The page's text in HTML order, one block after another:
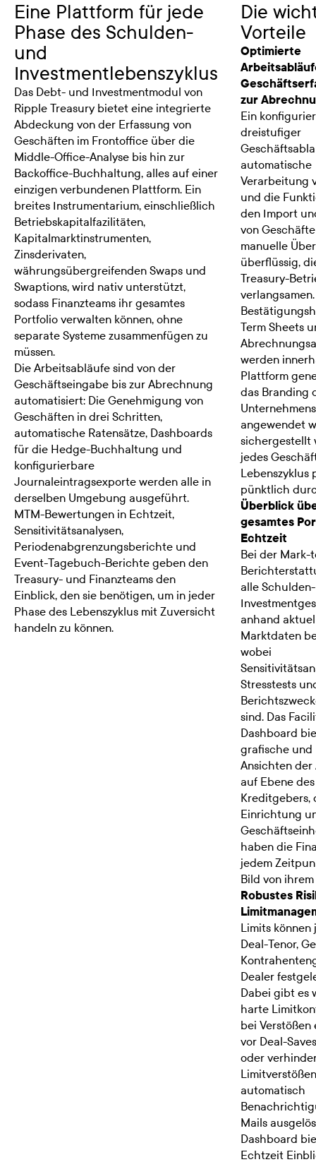
Eine Plattform für jede
Phase des Schulden-
und
Investmentlebenszyklus
Das Debt- und Investmentmodul von
Ripple Treasury bietet eine integrierte
Abdeckung von der Erfassung von
Geschäften im Frontoffice über die
Middle-Office-Analyse bis hin zur
Backoffice-Buchhaltung, alles auf einer
einzigen verbundenen Plattform. Ein
breites Instrumentarium, einschließlich
Betriebskapitalfazilitäten,
Kapitalmarktinstrumenten,
Zinsderivaten,
währungsübergreifenden Swaps und
Swaptions, wird nativ unterstützt,
sodass Finanzteams ihr gesamtes
Portfolio verwalten können, ohne
separate Systeme zusammenfügen zu
müssen.
Die Arbeitsabläufe sind von der
Geschäftseingabe bis zur Abrechnung
automatisiert: Die Genehmigung von
Geschäften in drei Schritten,
automatische Ratensätze, Dashboards
für die Hedge-Buchhaltung und
konfigurierbare
Journaleintragsexporte werden alle in
derselben Umgebung ausgeführt.
MTM-Bewertungen in Echtzeit,
Sensitivitätsanalysen,
Periodenabgrenzungsberichte und
Event-Tagebuch-Berichte geben den
Treasury- und Finanzteams den
Einblick, den sie benötigen, um in jeder
Phase des Lebenszyklus mit Zuversicht
handeln zu können.
Die
Vorteile
Optimierte
zur
Ein
dreistufiger
automatische
Verarbeitung
und die
den Import
von
manuelle
überflüssig,
Treasury-
verlangsamen.
Term Sheets
werden
Plattform
das Branding
Unternehmens
angewendet
sichergestellt
jedes
Lebenszyklus
pünktlich
Überblick
gesamtes
Echtzeit
Bei der Mark-
alle
anhand
Marktdaten
wobei
Stresstests
sind. Das
Dashboard
grafische
Ansichten der
auf Ebene des
Kreditgebers,
Einrichtung
haben die
jedem
Bild von ihrem
Robustes
Limits können
Deal-Tenor,
Dealer
Dabei gibt es
harte
bei Verstößen
vor Deal-
oder
automatisch
Mails
Dashboard
Echtzeit